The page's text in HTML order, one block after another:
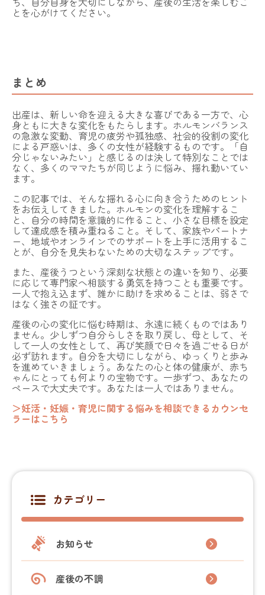
とを心がけてください。
まとめ
出産は、新しい命を迎える大きな喜びである一方で、心
身ともに大きな変化をもたらします。ホルモンバランス
の急激な変動、育児の疲労や孤独感、社会的役割の変化
による戸惑いは、多くの女性が経験するものです。「自
分じゃないみたい」と感じるのは決して特別なことでは
なく、多くのママたちが同じように悩み、揺れ動いてい
ます。
この記事では、そんな揺れる心に向き合うためのヒント
をお伝えしてきました。ホルモンの変化を理解するこ
と、自分の時間を意識的に作ること、小さな目標を設定
して達成感を積み重ねること。そして、家族やパートナ
ー、地域やオンラインでのサポートを上手に活用するこ
とが、自分を見失わないための大切なステップです。
また、産後うつという深刻な状態との違いを知り、必要
に応じて専門家へ相談する勇気を持つことも重要です。
一人で抱え込まず、誰かに助けを求めることは、弱さで
はなく強さの証です。
産後の心の変化に悩む時期は、永遠に続くものではあり
ません。少しずつ自分らしさを取り戻し、母として、そ
して一人の女性として、再び笑顔で日々を過ごせる日が
必ず訪れます。自分を大切にしながら、ゆっくりと歩み
を進めていきましょう。あなたの心と体の健康が、赤ち
ゃんにとっても何よりの宝物です。一歩ずつ、あなたの
ペースで大丈夫です。あなたは一人ではありません。
＞妊活・妊娠・育児に関する悩みを相談できるカウンセ
ラーはこちら
カテゴリー
お知らせ
産後の不調